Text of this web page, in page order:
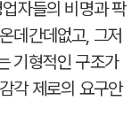
자들의 비명과 팍
데간데없고, 그저
기형적인 구조가
각 제로의 요구안